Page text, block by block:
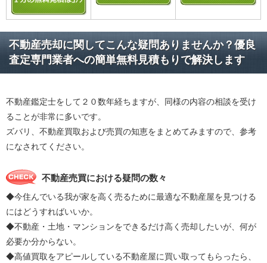
不動産売却に関してこんな疑問ありませんか？優良
査定専門業者への簡単無料見積もりで解決します
不動産鑑定士をして２０数年経ちますが、同様の内容の相談を受け
ることが非常に多いです。
ズバリ、不動産買取および売買の知恵をまとめてみますので、参考
になされてください。
不動産売買における疑問の数々
◆今住んでいる我が家を高く売るために最適な不動産屋を見つける
にはどうすればいいか。
◆不動産・土地・マンションをできるだけ高く売却したいが、何が
必要か分からない。
◆高値買取をアピールしている不動産屋に買い取ってもらったら、